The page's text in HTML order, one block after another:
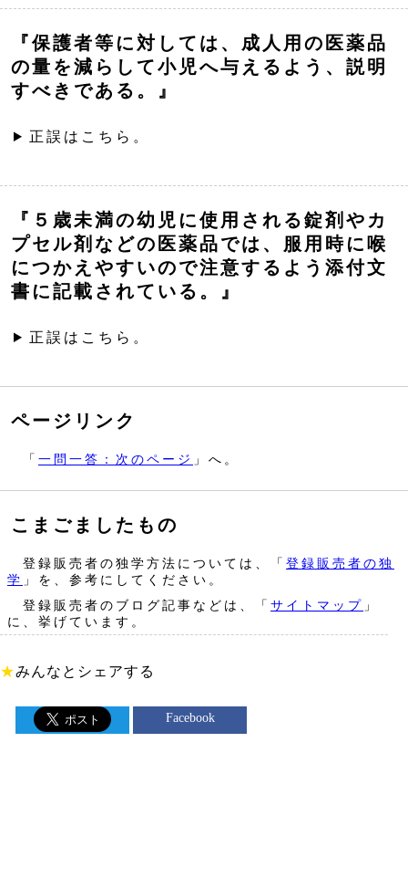
『保護者等に対しては、成人用の医薬品
の量を減らして小児へ与えるよう、説明
すべきである。』
正誤はこちら。
『５歳未満の幼児に使用される錠剤やカ
プセル剤などの医薬品では、服用時に喉
につかえやすいので注意するよう添付文
書に記載されている。』
正誤はこちら。
ページリンク
「 一問一答：次のページ 」へ。
こまごましたもの
登録販売者の独学方法については、「 登録販売者の独
学 」を、参考にしてください。
登録販売者のブログ記事などは、「 サイトマップ 」
に、挙げています。
★みんなとシェアする
Facebook